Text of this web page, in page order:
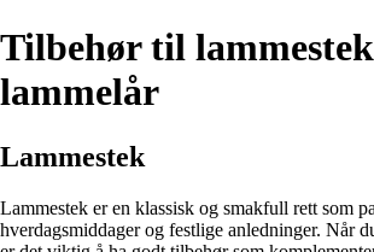
Tilbehør til
lammelår
Lammestek
Lammestek er en klassisk og smakfull rett som
hverdagsmiddager og festlige anledninger. Når